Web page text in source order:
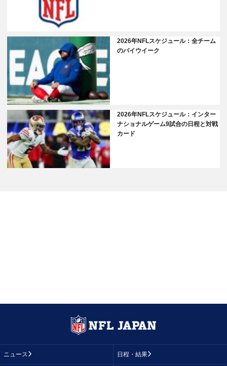
2026年NFLスケジュール：全チーム
のバイウイーク
2026年NFLスケジュール：インター
ナショナルゲーム9試合の日程と対戦
カード
ニュース 日程・結果